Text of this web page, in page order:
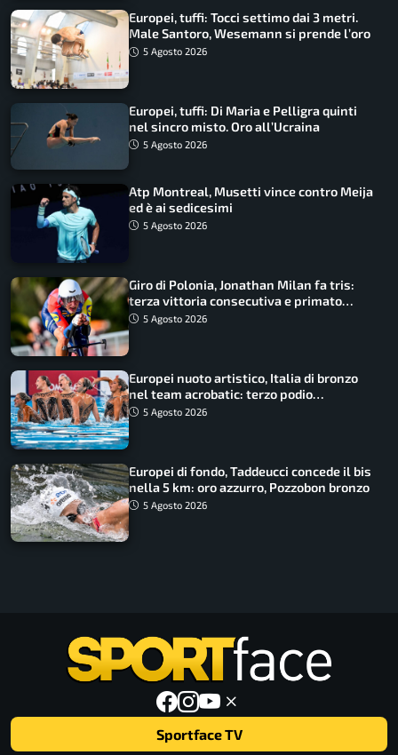
Europei, tuffi: Tocci settimo dai 3 metri.
Male Santoro, Wesemann si prende l’oro
5 Agosto 2026
Europei, tuffi: Di Maria e Pelligra quinti
nel sincro misto. Oro all’Ucraina
5 Agosto 2026
Atp Montreal, Musetti vince contro Meija
ed è ai sedicesimi
5 Agosto 2026
Giro di Polonia, Jonathan Milan fa tris:
terza vittoria consecutiva e primato
rafforzato
5 Agosto 2026
Europei nuoto artistico, Italia di bronzo
nel team acrobatic: terzo podio
consecutivo
5 Agosto 2026
Europei di fondo, Taddeucci concede il bis
nella 5 km: oro azzurro, Pozzobon bronzo
5 Agosto 2026
Sportface TV